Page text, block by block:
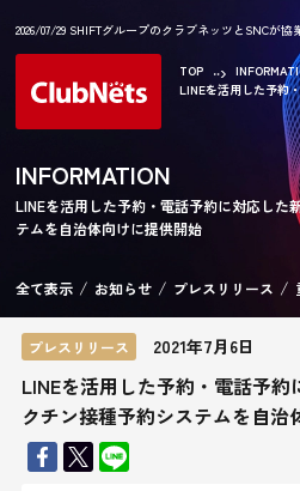
2026/07/29 SHIFTグループのクラブネッツとSNCが
TOP
LINEを活用した予約
INFORMATION
LINEを活用した予約・電話予約に対応した
テムを自治体向けに提供開始
全て表示 お知らせ プレスリリース
プレスリリース 2021年7月6日
LINEを活用した予約・電話予
クチン接種予約システムを自治